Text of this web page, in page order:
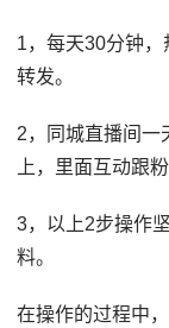
1，每天30分钟，
转发。
2，同城直播间一
上，里面互动跟
3，以上2步操作
料。
在操作的过程中